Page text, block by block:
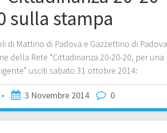
sulla stampa
di Mattino di Padova e Gazzettino di Padova
della Rete “Cittadinanza 20-20-20, per una
usciti sabato 31 ottobre 2014:
• 3 Novembre 2014 0